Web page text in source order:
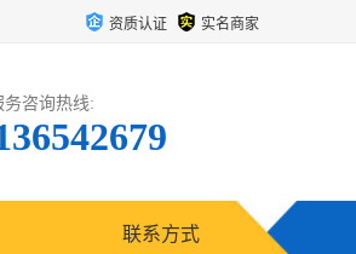
资质认证 实名商家
务咨询热线:
联系方式